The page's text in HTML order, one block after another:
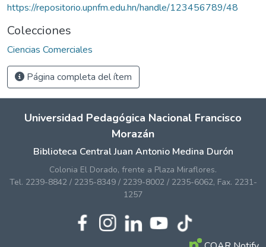
https://repositorio.upnfm.edu.hn/handle/123456789/48
Colecciones
Ciencias Comerciales
Página completa del ítem
Universidad Pedagógica Nacional Francisco
Morazán
Biblioteca Central Juan Antonio Medina Durón
Colonia El Dorado, frente a Plaza Miraflores.
Tel. 2239-8842 / 2235-8349 / 2239-8002 / 2235-6062, Fax. 2231-
1257